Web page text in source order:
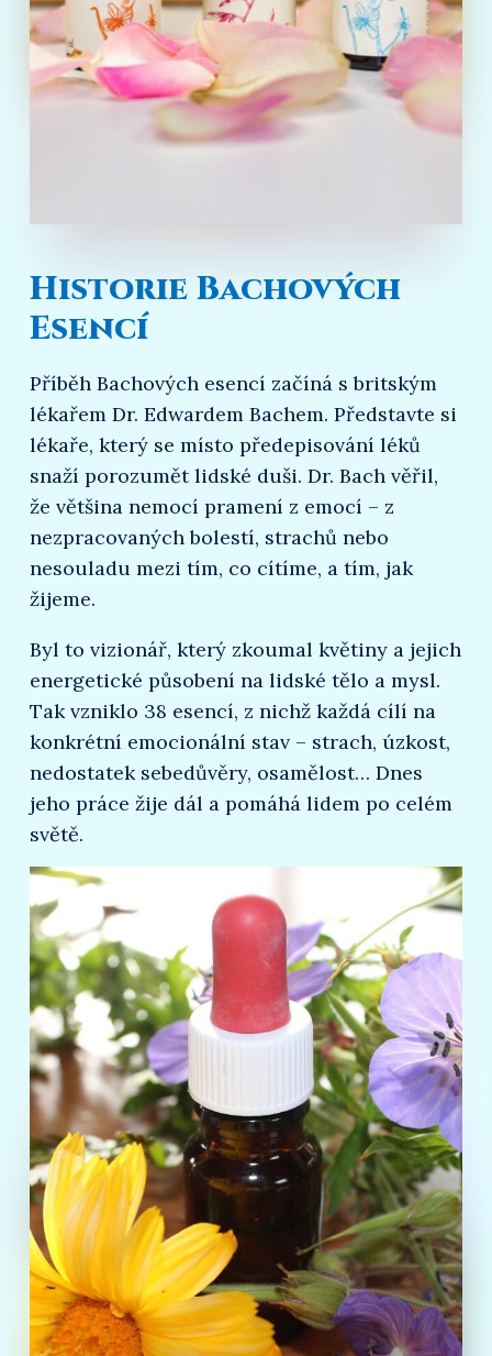
Historie Bachových
Esencí
Příběh Bachových esencí začíná s britským
lékařem Dr. Edwardem Bachem. Představte si
lékaře, který se místo předepisování léků
snaží porozumět lidské duši. Dr. Bach věřil,
že většina nemocí pramení z emocí – z
nezpracovaných bolestí, strachů nebo
nesouladu mezi tím, co cítíme, a tím, jak
žijeme.
Byl to vizionář, který zkoumal květiny a jejich
energetické působení na lidské tělo a mysl.
Tak vzniklo 38 esencí, z nichž každá cílí na
konkrétní emocionální stav – strach, úzkost,
nedostatek sebedůvěry, osamělost… Dnes
jeho práce žije dál a pomáhá lidem po celém
světě.